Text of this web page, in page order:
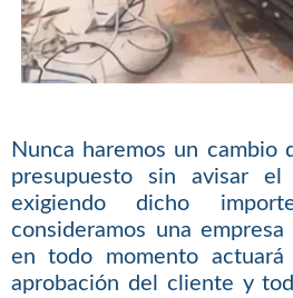
Nunca haremos un cambio
presupuesto sin avisar
exigiendo dicho
consideramos una
en todo momento
aprobación del cliente y